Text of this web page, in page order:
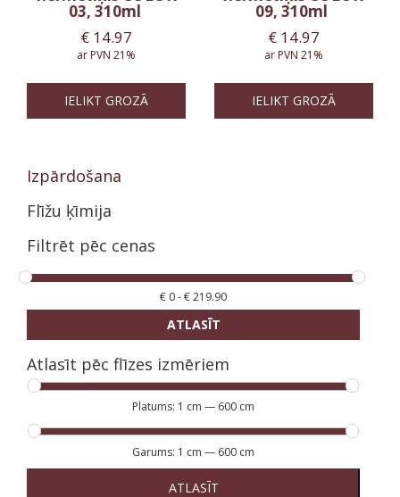
03, 310ml
€ 14.97
ar PVN 21%
IELIKT GROZĀ
09, 310ml
€14.97
ar PVN 21%
IELIKT GROZĀ
Izpārdošana
Flīžu ķīmija
Filtrēt pēc cenas
€ 0-€219.90
ATLASĪT
Atlasīt pēc flīzes izmēriem
Platums: 1 cm — 600 cm
Garums: 1 cm — 600 cm
ATLASĪT